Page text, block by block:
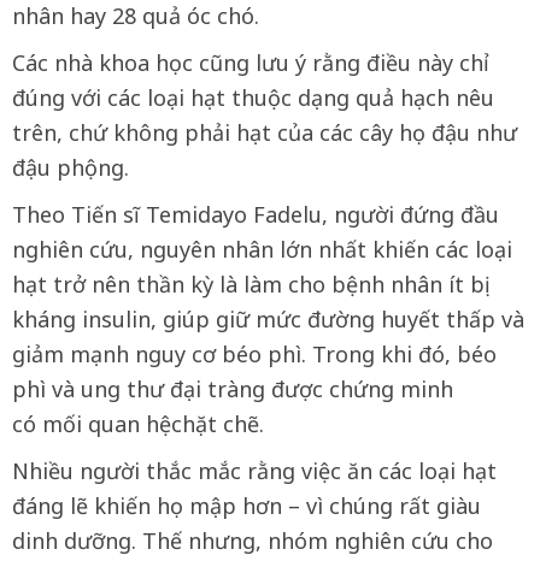
nhân hay 28 quả óc chó.
Các nhà khoa học cũng lưu ý rằng điều này chỉ
đúng với các loại hạt thuộc dạng quả hạch nêu
trên, chứ không phải hạt của các cây họ đậu như
đậu phộng.
Theo Tiến sĩ Temidayo Fadelu, người đứng đầu
nghiên cứu, nguyên nhân lớn nhất khiến các loại
hạt trở nên thần kỳ là làm cho bệnh nhân ít bị
kháng insulin, giúp giữ mức đường huyết thấp và
giảm mạnh nguy cơ béo phì. Trong khi đó, béo
phì và ung thư đại tràng được chứng minh
có mối quan hệchặt chẽ.
Nhiều người thắc mắc rằng việc ăn các loại hạt
đáng lẽ khiến họ mập hơn – vì chúng rất giàu
dinh dưỡng. Thế nhưng, nhóm nghiên cứu cho